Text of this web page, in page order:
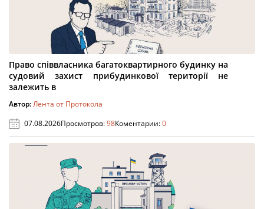
Право співвласника багатоквартирного будинку на
судовий захист прибудинкової території не
залежить в
Автор:Лента от Протокола
07.08.2026Просмотров:98Коментарии:0